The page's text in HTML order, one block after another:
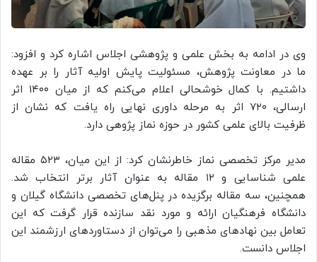
وی در ادامه به بخش علمی و پژوهشی اجلاس اشاره کرد و افزود:
ما در معاونت پژوهش، مسئولیت پایش اولیه آثار را بر عهده
داشتیم. با کمال خوشحالی اعلام می‌کنم که از میان ۱۴۰۰ اثر
ارسالی، ۷۲۰ اثر به مرحله داوری نهایی راه یافت که نشان از
ظرفیت بالای علمی کشور در حوزه نماز پژوهی دارد.
مدیر مرکز تخصصی نماز خاطرنشان کرد: از این میان، ۵۲۳ مقاله
علمی شناسایی و ۱۲ مقاله به عنوان آثار برتر انتخاب شد.
همچنین، سه مقاله برگزیده در پنل‌های تخصصی دانشگاه گیلان و
دانشگاه فرهنگیان ارائه و مورد نقد سازنده قرار گرفت که این
تعامل بین نهادهای مذهبی را می‌توان از دستاوردهای ارزشمند این
اجلاس دانست.